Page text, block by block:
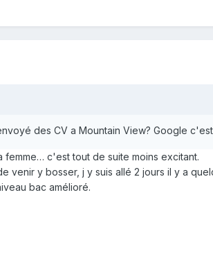
des CV a Mountain View? Google
femme… c'est tout de suite moins excitant.
venir y bosser, j y suis allé 2 jours il y a
bac amélioré.